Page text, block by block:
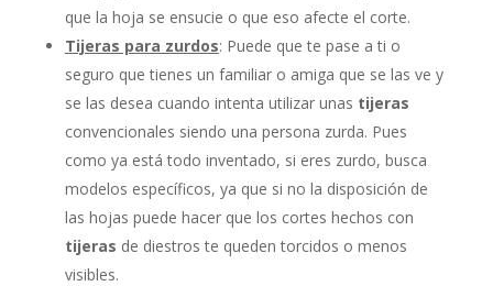
que la hoja se ensucie o que eso afecte el corte.
Tijeras para zurdos: Puede que te pase a ti o
seguro que tienes un familiar o amiga que se las ve y
se las desea cuando intenta utilizar unas tijeras
convencionales siendo una persona zurda. Pues
como ya está todo inventado, si eres zurdo, busca
modelos específicos, ya que si no la disposición de
las hojas puede hacer que los cortes hechos con
tijeras de diestros te queden torcidos o menos
visibles.